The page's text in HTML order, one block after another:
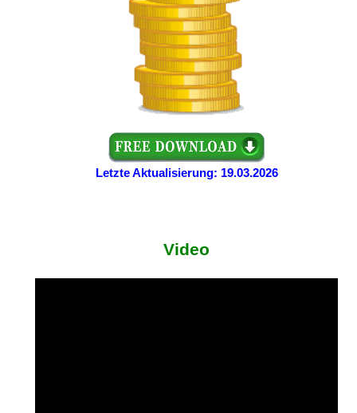
Letzte Aktualisierung: 19.03.2026
Video